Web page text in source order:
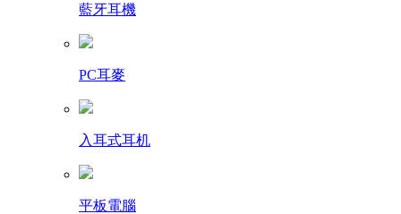
藍牙耳機
PC耳麥
入耳式耳机
平板電腦